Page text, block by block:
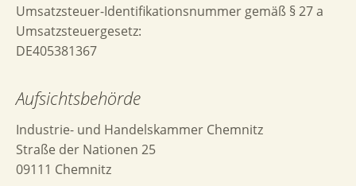
Umsatzsteuer-Identifikationsnummer gemäß § 27 a
Umsatzsteuergesetz:
DE405381367
Aufsichtsbehörde
Industrie- und Handelskammer Chemnitz
Straße der Nationen 25
09111 Chemnitz